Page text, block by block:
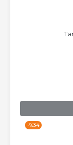
-%34